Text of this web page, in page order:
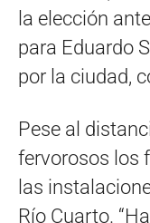
la elección
para Eduardo
por la ciudad,
Pese al
fervorosos los
las
Río Cuarto.